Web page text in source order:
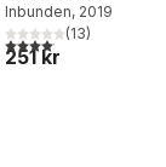
Inbunden, 2019
4,1utav 5 stjärnor.
(13)
251 kr